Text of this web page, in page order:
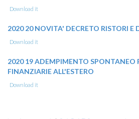
Download it
2020 20 NOVITA' DECRETO RISTORI E
Download it
2020 19 ADEMPIMENTO SPONTANEO
FINANZIARIE ALL'ESTERO
Download it